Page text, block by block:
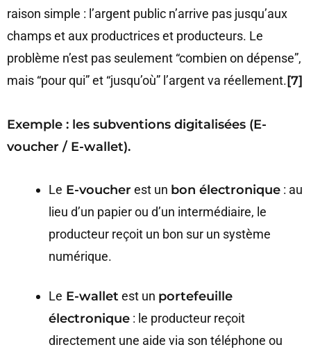
raison simple : l’argent public n’arrive pas jusqu’aux
champs et aux productrices et producteurs. Le
problème n’est pas seulement “combien on dépense”,
mais “pour qui” et “jusqu’où” l’argent va réellement.[7]
Exemple : les subventions digitalisées (E-
voucher / E-wallet).
Le E-voucher est un bon électronique : au
lieu d’un papier ou d’un intermédiaire, le
producteur reçoit un bon sur un système
numérique.
Le E-wallet est un portefeuille
électronique : le producteur reçoit
directement une aide via son téléphone ou